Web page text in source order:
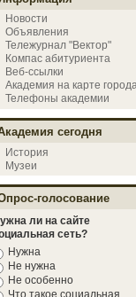
Новости
Объявления
Тележурнал "Вектор"
Компас абитуриента
Веб-ссылки
Академия на карте города
Телефоны академии
сегодня
История
Музеи
голосование
ли на сайте
сеть?
Нужна
Не нужна
Не особенно